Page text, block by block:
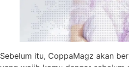
Sebelum itu, CoppaMagz akan